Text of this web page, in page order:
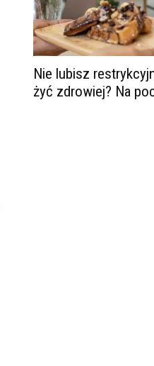
Nie lubisz
żyć zdrowiej? Na